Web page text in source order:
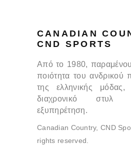
CANADIAN
CND SPORTS
Από το 1980,
ποιότητα του ανδρικού
της ελληνικής μόδας,
διαχρονικό στυλ
εξυπηρέτηση.
Canadian Country, CND
rights reserved.